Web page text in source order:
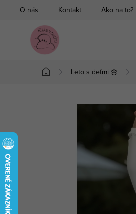
O nás Kontakt Ako na to?
Domov
Leto s deťmi 🌼